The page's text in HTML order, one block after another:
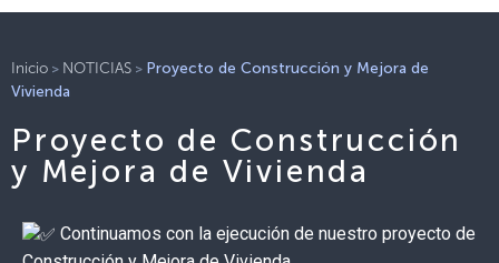
Inicio > NOTICIAS > Proyecto de Construcción y Mejora de
Vivienda
Proyecto de Construcción
y Mejora de Vivienda
Continuamos con la ejecución de nuestro proyecto de